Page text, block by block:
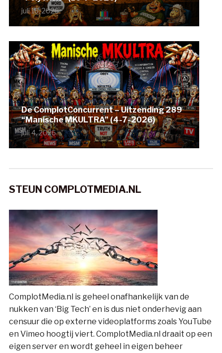
juli 16, 2026
De ComplotConcurrent – Uitzending 289
“Manische MKULTRA” (4-7-2026)
juli 4, 2026
STEUN COMPLOTMEDIA.NL
ComplotMedia.nl is geheel onafhankelijk van de
nukken van ‘Big Tech’ en is dus niet onderhevig aan
censuur die op externe videoplatforms zoals YouTube
en Vimeo hoogtij viert. ComplotMedia.nl draait op een
eigen server en wordt geheel in eigen beheer